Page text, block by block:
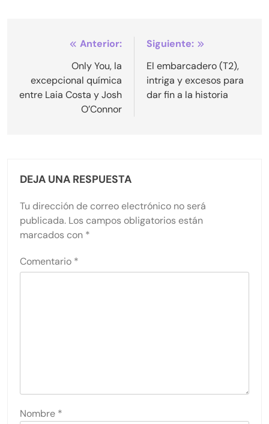
Navegación
entradas
Anterior:
Only You, la
excepcional química
entre Laia Costa y Josh
O’Connor
Siguiente:
El embarcadero (T2),
intriga y excesos para
dar fin a la historia
DEJA UNA RESPUESTA
Tu dirección de correo electrónico no será
publicada. Los campos obligatorios están
marcados con *
Comentario *
Nombre *